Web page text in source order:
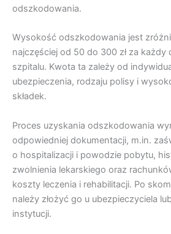
odszkodowania.
Wysokość odszkodowania jest
najczęściej od 50 do 300 zł za każdy
szpitalu. Kwota ta zależy od
ubezpieczenia, rodzaju polisy i
składek.
Proces uzyskania odszkodowania
odpowiedniej dokumentacji, m.in.
o hospitalizacji i powodzie pobytu,
zwolnienia lekarskiego oraz
koszty leczenia i rehabilitacji. Po
należy złożyć go u ubezpieczyciela
instytucji.